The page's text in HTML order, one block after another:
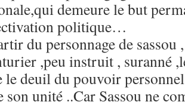
demeure le but
politique…
du personnage de
,peu instruit , suranné
le deuil du pouvoir
son unité ..Car Sassou ne